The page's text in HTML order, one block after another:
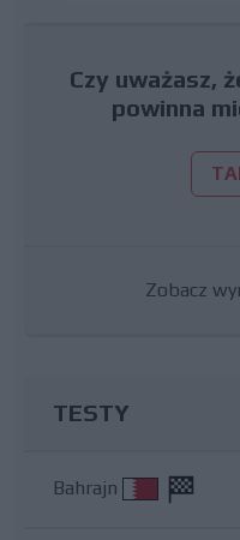
Czy uważasz,
powinna
Zobacz
TESTY
Bahrajn